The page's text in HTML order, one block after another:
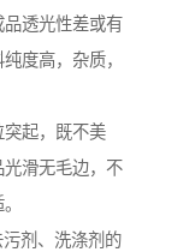
透光性差或有
度高，杂质，
起，既不美
滑无毛边，不
剂、洗涤剂的